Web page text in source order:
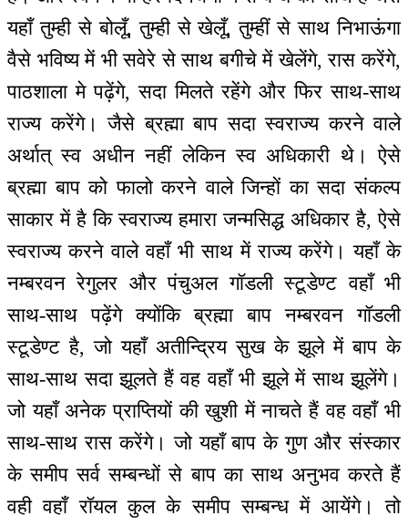
यहाँ तुम्ही से बोलूँ, तुम्ही से खेलूँ, तुम्हीं से साथ निभाऊंगा
वैसे भविष्य में भी सवेरे से साथ बगीचे में खेलेंगे, रास करेंगे,
पाठशाला मे पढ़ेंगे, सदा मिलते रहेंगे और फिर साथ-साथ
राज्य करेंगे। जैसे ब्रह्मा बाप सदा स्वराज्य करने वाले
अर्थात् स्व अधीन नहीं लेकिन स्व अधिकारी थे। ऐसे
ब्रह्मा बाप को फालो करने वाले जिन्हों का सदा संकल्प
साकार में है कि स्वराज्य हमारा जन्मसिद्ध अधिकार है, ऐसे
स्वराज्य करने वाले वहाँ भी साथ में राज्य करेंगे। यहाँ के
नम्बरवन रेगुलर और पंचुअल गॉडली स्टूडेण्ट वहाँ भी
साथ-साथ पढ़ेंगे क्योंकि ब्रह्मा बाप नम्बरवन गॉडली
स्टूडेण्ट है, जो यहाँ अतीन्द्रिय सुख के झूले में बाप के
साथ-साथ सदा झूलते हैं वह वहाँ भी झूले में साथ झूलेंगे।
जो यहाँ अनेक प्राप्तियों की खुशी में नाचते हैं वह वहाँ भी
साथ-साथ रास करेंगे। जो यहाँ बाप के गुण और संस्कार
के समीप सर्व सम्बन्धों से बाप का साथ अनुभव करते हैं
वही वहाँ रॉयल कुल के समीप सम्बन्ध में आयेंगे। तो